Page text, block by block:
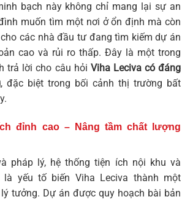
bạch này không chỉ mang lại sự an
muốn tìm một nơi ở ổn định mà còn
các nhà đầu tư đang tìm kiếm dự án
cao và rủi ro thấp. Đây là một trong
trả lời cho câu hỏi Viha Leciva có đáng
, đặc biệt trong bối cảnh thị trường bất
đỉnh cao – Nâng tầm chất lượng
pháp lý, hệ thống tiện ích nội khu và
là yếu tố biến Viha Leciva thành một
tưởng. Dự án được quy hoạch bài bản